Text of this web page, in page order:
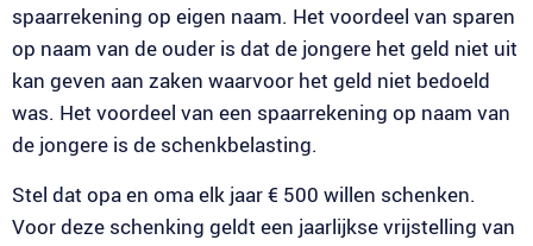
spaarrekening op eigen naam. Het voordeel van sparen
op naam van de ouder is dat de jongere het geld niet uit
kan geven aan zaken waarvoor het geld niet bedoeld
was. Het voordeel van een spaarrekening op naam van
de jongere is de schenkbelasting.
Stel dat opa en oma elk jaar € 500 willen schenken.
Voor deze schenking geldt een jaarlijkse vrijstelling van